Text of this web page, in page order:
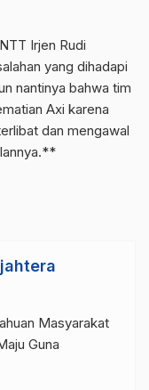
Irjen Rudi
yang dihadapi
nantinya bahwa tim
Axi karena
dan mengawal
Masyarakat
Guna